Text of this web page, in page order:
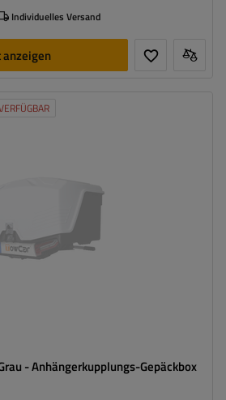
Individuelles Versand
anzeigen
- Anhängerkupplungs-Gepäckbox
Integrierte LED-Beleuchtung